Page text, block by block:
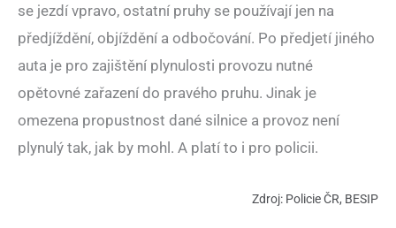
se jezdí vpravo, ostatní pruhy se používají jen na
předjíždění, objíždění a odbočování. Po předjetí jiného
auta je pro zajištění plynulosti provozu nutné
opětovné zařazení do pravého pruhu. Jinak je
omezena propustnost dané silnice a provoz není
plynulý tak, jak by mohl. A platí to i pro policii.
Zdroj: Policie ČR, BESIP